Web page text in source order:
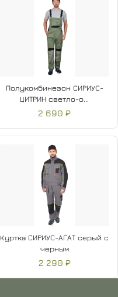
Полукомбинезон СИРИУС-
ЦИТРИН светло-о...
2 690 ₽
Куртка СИРИУС-АГАТ серый с
черным
2 290 ₽